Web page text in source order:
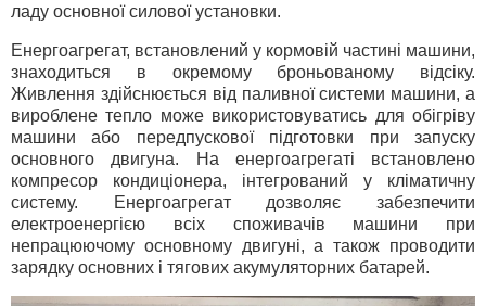
ладу основної силової установки.
Енергоагрегат, встановлений у кормовій частині машини,
знаходиться в окремому броньованому відсіку.
Живлення здійснюється від паливної системи машини, а
вироблене тепло може використовуватись для обігріву
машини або передпускової підготовки при запуску
основного двигуна. На енергоагрегаті встановлено
компресор кондиціонера, інтегрований у кліматичну
систему. Енергоагрегат дозволяє забезпечити
електроенергією всіх споживачів машини при
непрацюючому основному двигуні, а також проводити
зарядку основних і тягових акумуляторних батарей.